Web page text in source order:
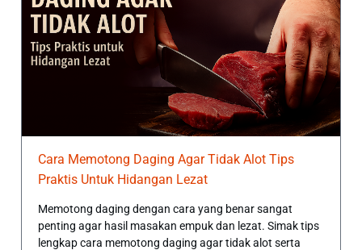
Cara Memotong Daging Agar Tidak Alot Tips
Praktis Untuk Hidangan Lezat
Memotong daging dengan cara yang benar sangat
penting agar hasil masakan empuk dan lezat. Simak tips
lengkap cara memotong daging agar tidak alot serta